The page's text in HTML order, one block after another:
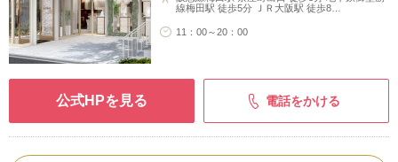
線梅田駅 徒歩5分 ＪＲ大阪駅 徒歩8…
11：00～20：00
公式HPを見る 電話をかける